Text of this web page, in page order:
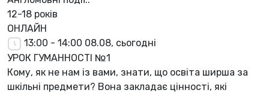
12-18 років
ОНЛАЙН
13:00 - 14:00 08.08, сьогодні
УРОК ГУМАННОСТІ №1
Кому, як не нам із вами, знати, що освіта ширша за
шкільні предмети? Вона закладає цінності, які